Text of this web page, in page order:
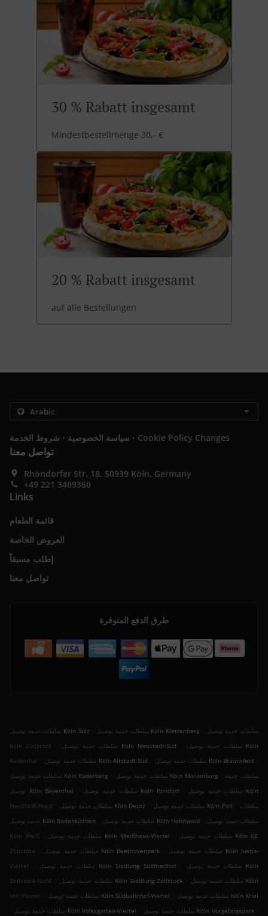
30 % Rabatt insgesamt
Mindestbestellmenge 30,- €
20 % Rabatt insgesamt
auf alle Bestellungen
سياسة الخصوصية . شروط الخدمة . Cookie Policy Changes
تواصل معنا
Rhöndorfer Str. 18, 50939 Köln, Germany
+49 221 3409360
Links
قائمة الطعام
العروض الخاصة
إطلب مسبقاً
تواصل معنا
طرق الدفع المتوفرة
سلطات خدمة توصيل Köln Sülz . سلطات خدمة توصيل Köln Klettenberg . سلطات خدمة توصيل
Köln Zollstock
. سلطات خدمة توصيل Köln Neustadt-Süd .
سلطات خدمة توصيل Köln
Raderthal . سلطات خدمة توصيل Köln Altstadt-Süd . سلطات خدمة توصيل Köln Braunsfeld .
سلطات خدمة توصيل Köln Raderberg . سلطات خدمة توصيل Köln Marienburg . سلطات خدمة
توصيل Köln Bayenthal
. سلطات خدمة توصيل Köln Rondorf . سلطات خدمة توصيل Köln
Neustadt-Nord . سلطات خدمة توصيل Köln Deutz . سلطات خدمة توصيل Köln Poll . سلطات
خدمة توصيل Köln Rodenkirchen . سلطات خدمة توصيل Köln Hahnwald . سلطات خدمة توصيل
Köln Weiß . سلطات خدمة توصيل Köln Weißhaus-Viertel . سلطات خدمة توصيل Köln GE
Zollstock . سلطات خدمة توصيل Köln Beethovenpark . سلطات خدمة توصيل Köln Justiz-
Viertel
. سلطات خدمة توصيل Köln Siedlung Südfriedhof .
سلطات خدمة توصيل Köln
Zollstock-Nord . سلطات خدمة توصيل Köln Siedlung Zollstock . سلطات خدمة توصيل Köln
Uni-Viertel . سلطات خدمة توصيل Köln Südbahnhof-Viertel .
سلطات خدمة توصيل Köln Kriel
.
سلطات خدمة توصيل Köln Volksgarten-Viertel . سلطات خدمة توصيل Köln Vorgebirgspark .